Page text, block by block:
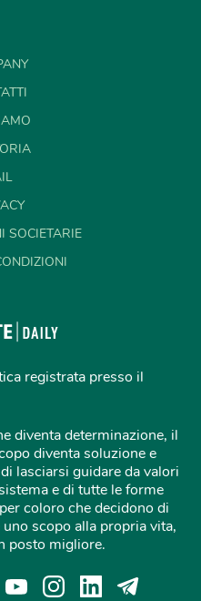
SOCIETARIE
registrata presso il
diventa determinazione, il
diventa soluzione e
lasciarsi guidare da valori
e di tutte le forme
coloro che decidono di
scopo alla propria vita,
posto migliore.